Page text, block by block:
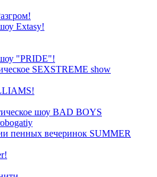
Extasy!
"PRIDE"!
SEXSTREME show
шоу BAD BOYS
пенных вечеринок SUMMER